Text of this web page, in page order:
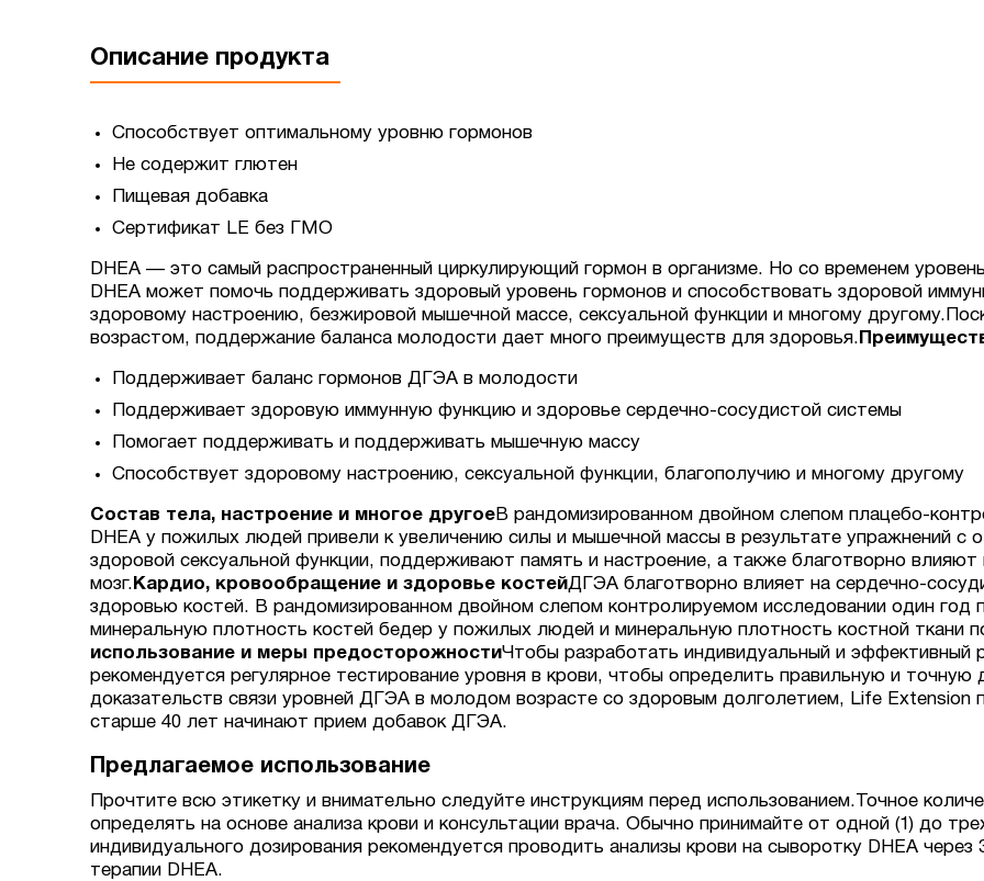
Описание продукта
Способствует оптимальному уровню гормонов
Не содержит глютен
Пищевая добавка
Сертификат LE без ГМО
DHEA — это самый распространенный циркулирующий гормон в организме. Но со временем
DHEA может помочь поддерживать здоровый уровень гормонов и способствовать здоровой
здоровому настроению, безжировой мышечной массе, сексуальной функции и многому другому.
возрастом, поддержание баланса молодости дает много преимуществ для здоровья.
Поддерживает баланс гормонов ДГЭА в молодости
Поддерживает здоровую иммунную функцию и здоровье сердечно-сосудистой системы
Помогает поддерживать и поддерживать мышечную массу
Способствует здоровому настроению, сексуальной функции, благополучию и многому другому
Состав тела, настроение и многое другое В рандомизированном двойном слепом плацебо-
DHEA у пожилых людей привели к увеличению силы и мышечной массы в результате упражнений
здоровой сексуальной функции, поддерживают память и настроение, а также благотворно влияют
мозг. Кардио, кровообращение и здоровье костейДГЭА благотворно влияет на сердечно-
здоровью костей. В рандомизированном двойном слепом контролируемом исследовании один
минеральную плотность костей бедер у пожилых людей и минеральную плотность костной ткани
использование и меры предосторожностиЧтобы разработать индивидуальный и
рекомендуется регулярное тестирование уровня в крови, чтобы определить правильную и
доказательств связи уровней ДГЭА в молодом возрасте со здоровым долголетием, Life Extension
старше 40 лет начинают прием добавок ДГЭА.
Предлагаемое использование
Прочтите всю этикетку и внимательно следуйте инструкциям перед использованием. Точное
определять на основе анализа крови и консультации врача. Обычно принимайте от одной (1) до
индивидуального дозирования рекомендуется проводить анализы крови на сыворотку DHEA через
терапии DHEA.